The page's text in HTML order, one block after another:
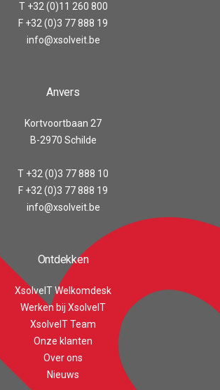
T +32 (0)11 260 800
F +32 (0)3 77 888 19
info@xsolveit.be
Anvers
Kortvoortbaan 27
B-2970 Schilde
T +32 (0)3 77 888 10
F +32 (0)3 77 888 19
info@xsolveit.be
Ontdekken
XsolveIT Welkomdesk
Werken bij XsolveIT
XsolveIT Team
Onze klanten
Over ons
Nieuws
and experiences for